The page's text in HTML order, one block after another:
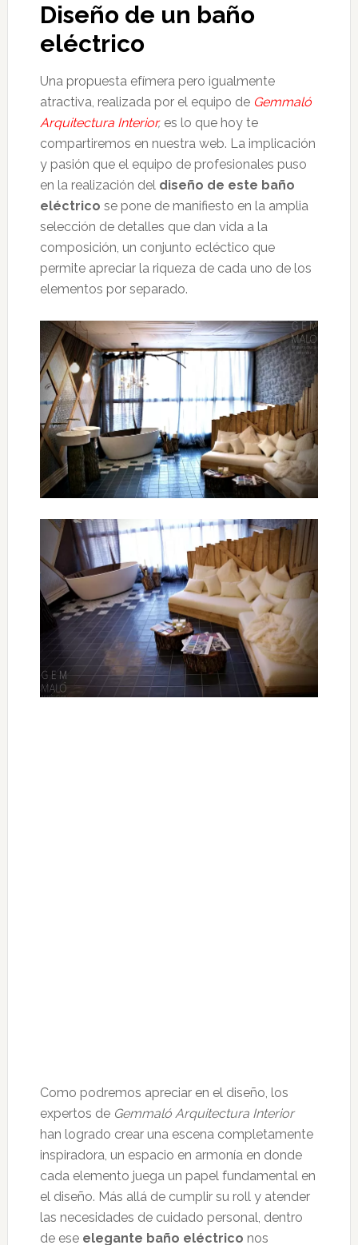
Diseño de un baño
eléctrico
Una propuesta efímera pero igualmente
atractiva, realizada por el equipo de Gemmaló
Arquitectura Interior, es lo que hoy te
compartiremos en nuestra web. La implicación
y pasión que el equipo de profesionales puso
en la realización del diseño de este baño
eléctrico se pone de manifiesto en la amplia
selección de detalles que dan vida a la
composición, un conjunto ecléctico que
permite apreciar la riqueza de cada uno de los
elementos por separado.
Como podremos apreciar en el diseño, los
expertos de Gemmaló Arquitectura Interior
han logrado crear una escena completamente
inspiradora, un espacio en armonía en donde
cada elemento juega un papel fundamental en
el diseño. Más allá de cumplir su roll y atender
las necesidades de cuidado personal, dentro
de ese elegante baño eléctrico nos